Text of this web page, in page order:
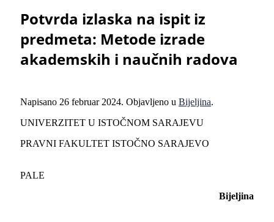
Potvrda izlaska na ispit iz
predmeta: Metode izrade
akademskih i naučnih radova
Napisano 26 februar 2024. Objavljeno u Bijeljina.
UNIVERZITET U ISTOČNOM SARAJEVU
PRAVNI FAKULTET ISTOČNO SARAJEVO
PALE
Bijeljina